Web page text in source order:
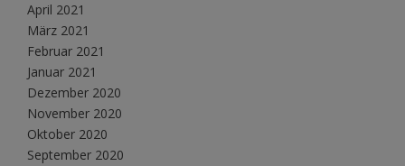
April 2021
März 2021
Februar 2021
Januar 2021
Dezember 2020
November 2020
Oktober 2020
September 2020